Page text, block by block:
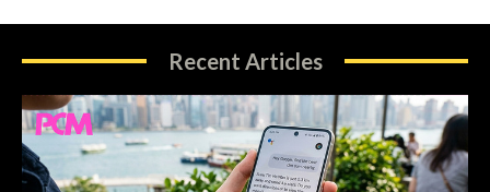
Recent Articles